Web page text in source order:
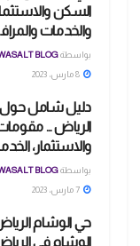
السكن
والخدمات
بواسطةBLOG
دليل شامل حول
الرياض …
والاستثمار،
بواسطةBLOG
حي الوشام
الوشام في